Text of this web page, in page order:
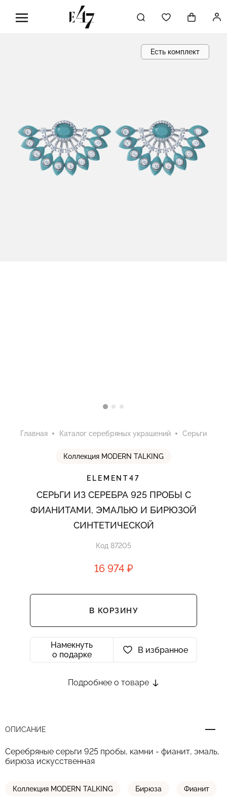
Есть комплект
Главная Каталог серебряных украшений Серьги
Коллекция MODERN TALKING
ELEMENT47
СЕРЬГИ ИЗ СЕРЕБРА 925 ПРОБЫ С
ФИАНИТАМИ, ЭМАЛЬЮ И БИРЮЗОЙ
СИНТЕТИЧЕСКОЙ
Код 87205
16 974 ₽
В КОРЗИНУ
Намекнуть
о подарке
В избранное
Подробнее о товаре
ОПИСАНИЕ
Серебряные серьги 925 пробы, камни - фианит, эмаль,
бирюза искусственная
Коллекция MODERN TALKING Бирюза Фианит